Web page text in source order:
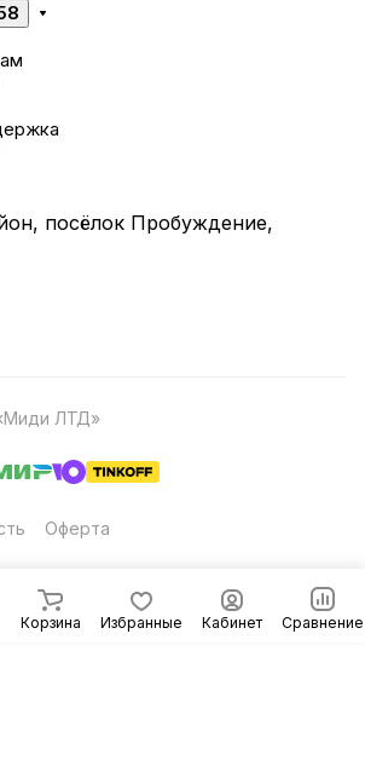
Корзина Избранные Кабинет Сравнение
посёлок Пробуждение,
ЛТД»
Оферта